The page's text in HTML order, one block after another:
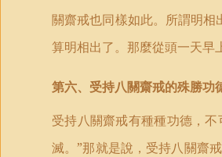
關齋戒也同樣如此。所謂明
算明相出了。那麼從頭一天早
第六、受持八關齋戒的殊勝功
受持八關齋戒有種種功德，
滅。”那就是說，受持八關齋